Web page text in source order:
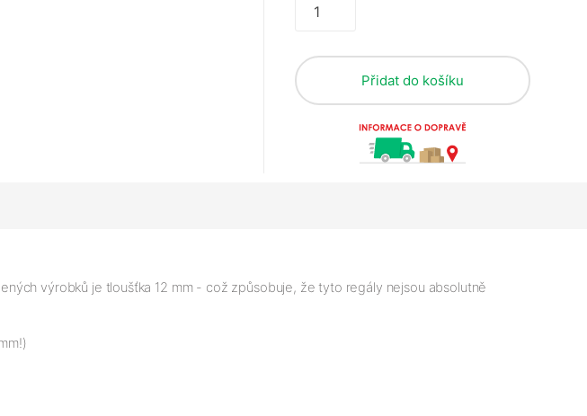
Přidat do košíku
výrobků je tloušťka 12 mm - což způsobuje, že tyto regály nejsou absolutně